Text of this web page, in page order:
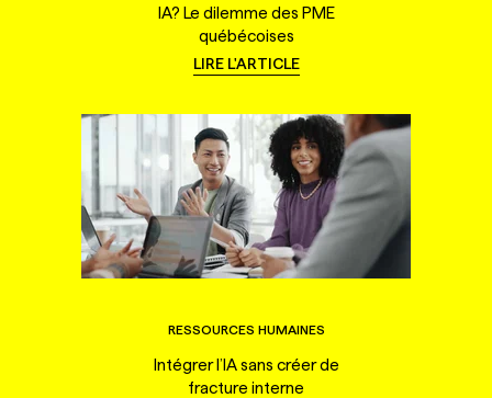
IA? Le dilemme des PME
québécoises
LIRE L'ARTICLE
RESSOURCES HUMAINES
Intégrer l’IA sans créer de
fracture interne